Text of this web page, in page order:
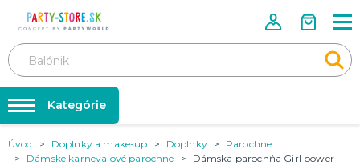
Rozlúčka so slobodou ❤️
Kategórie
KARNEVALOVÉ KOSTÝMY
Úvod Doplnky a make-up Doplnky
Parochne
Dámske karnevalové parochne
Dámska parochňa Girl power